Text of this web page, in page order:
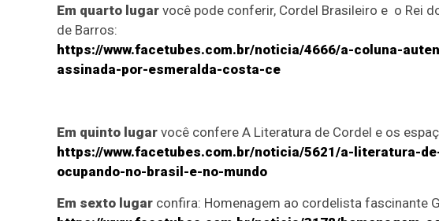
Em quarto lugar você pode conferir, Cordel Brasileiro e o Rei
de Barros:
https://www.facetubes.com.br/noticia/4666/a-coluna-
assinada-por-esmeralda-costa-ce
Em quinto lugar você confere A Literatura de Cordel e os
https://www.facetubes.com.br/noticia/5621/a-literatura-
ocupando-no-brasil-e-no-mundo
Em sexto lugar confira: Homenagem ao cordelista fascinante